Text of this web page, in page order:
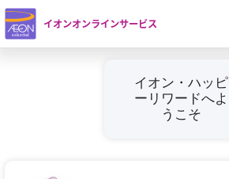
イオンオンラインサービス
イオン・ハッピ
ーリワードへよ
うこそ